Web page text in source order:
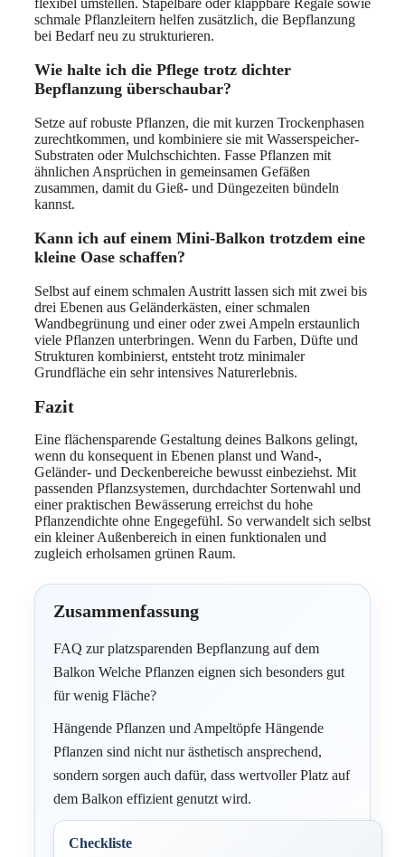
flexibel umstellen. Stapelbare oder klappbare Regale sowie
schmale Pflanzleitern helfen zusätzlich, die Bepflanzung
bei Bedarf neu zu strukturieren.
Wie halte ich die Pflege trotz dichter
Bepflanzung überschaubar?
Setze auf robuste Pflanzen, die mit kurzen Trockenphasen
zurechtkommen, und kombiniere sie mit Wasserspeicher-
Substraten oder Mulchschichten. Fasse Pflanzen mit
ähnlichen Ansprüchen in gemeinsamen Gefäßen
zusammen, damit du Gieß- und Düngezeiten bündeln
kannst.
Kann ich auf einem Mini-Balkon trotzdem eine
kleine Oase schaffen?
Selbst auf einem schmalen Austritt lassen sich mit zwei bis
drei Ebenen aus Geländerkästen, einer schmalen
Wandbegrünung und einer oder zwei Ampeln erstaunlich
viele Pflanzen unterbringen. Wenn du Farben, Düfte und
Strukturen kombinierst, entsteht trotz minimaler
Grundfläche ein sehr intensives Naturerlebnis.
Fazit
Eine flächensparende Gestaltung deines Balkons gelingt,
wenn du konsequent in Ebenen planst und Wand-,
Geländer- und Deckenbereiche bewusst einbeziehst. Mit
passenden Pflanzsystemen, durchdachter Sortenwahl und
einer praktischen Bewässerung erreichst du hohe
Pflanzendichte ohne Engegefühl. So verwandelt sich selbst
ein kleiner Außenbereich in einen funktionalen und
zugleich erholsamen grünen Raum.
Zusammenfassung
FAQ zur platzsparenden Bepflanzung auf dem
Balkon Welche Pflanzen eignen sich besonders gut
für wenig Fläche?
Hängende Pflanzen und Ampeltöpfe Hängende
Pflanzen sind nicht nur ästhetisch ansprechend,
sondern sorgen auch dafür, dass wertvoller Platz auf
dem Balkon effizient genutzt wird.
Checkliste